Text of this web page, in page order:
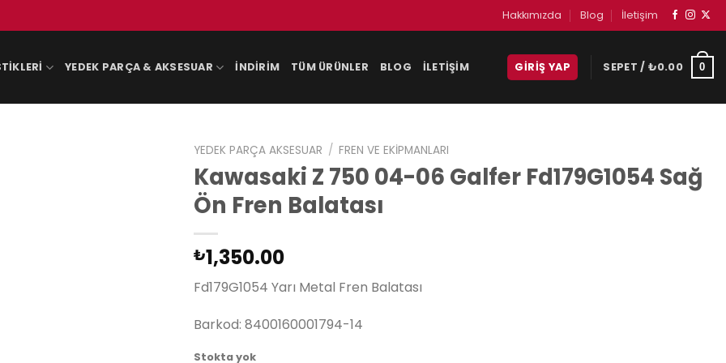
Hakkımızda Blog İletişim
YEDEK PARÇA & AKSESUAR İNDIRIM TÜM ÜRÜNLER BLOG İLETIŞIM GIRIŞ YAP SEPET / ₺0.00 0
YEDEK PARÇA AKSESUAR / FREN VE EKIPMANLARI
Kawasaki Z 750 04-06 Galfer Fd179G1054 Sağ
Ön Fren Balatası
₺1,350.00
Fd179G1054 Yarı Metal Fren Balatası
Barkod: 8400160001794-14
Stokta yok